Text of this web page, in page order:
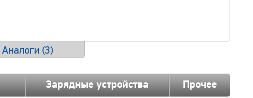
Аналоги (3)
Зарядные устройства Прочее